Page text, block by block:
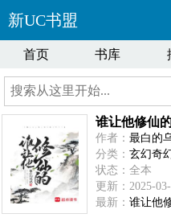
新UC书盟
首页 书库
谁让他修仙
作者：最白的
分类：玄幻奇
状态：全本
更新：2025-
最新：谁让他